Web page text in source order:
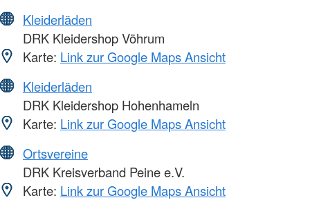
Kleiderläden
DRK Kleidershop Vöhrum
Karte: Link zur Google Maps Ansicht
Kleiderläden
DRK Kleidershop Hohenhameln
Karte: Link zur Google Maps Ansicht
Ortsvereine
DRK Kreisverband Peine e.V.
Karte: Link zur Google Maps Ansicht